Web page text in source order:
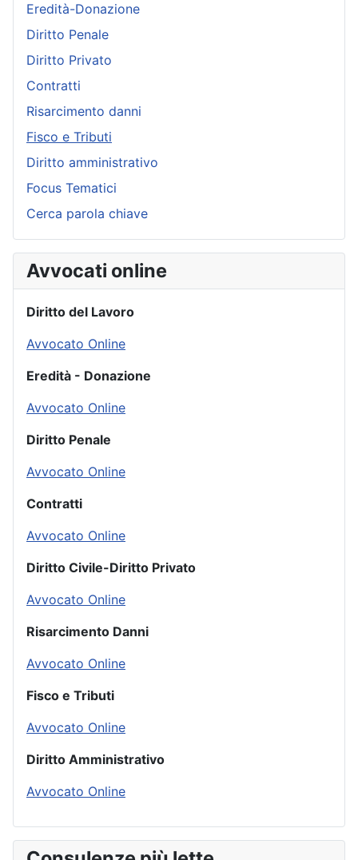
Eredità-Donazione
Diritto Penale
Diritto Privato
Contratti
Risarcimento danni
Fisco e Tributi
Diritto amministrativo
Focus Tematici
Cerca parola chiave
Avvocati online
Diritto del Lavoro
Avvocato Online
Eredità - Donazione
Avvocato Online
Diritto Penale
Avvocato Online
Contratti
Avvocato Online
Diritto Civile-Diritto Privato
Avvocato Online
Risarcimento Danni
Avvocato Online
Fisco e Tributi
Avvocato Online
Diritto Amministrativo
Avvocato Online